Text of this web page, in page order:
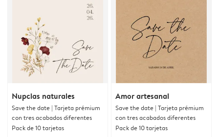
Nupcias naturales
Save the date | Tarjeta prémium
con tres acabados diferentes
Pack de 10 tarjetas
Amor artesanal
Save the date | Tarjeta prémium
con tres acabados diferentes
Pack de 10 tarjetas